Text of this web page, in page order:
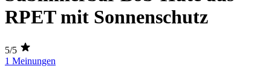
RPET mit Sonnenschutz
5/5
1 Meinungen